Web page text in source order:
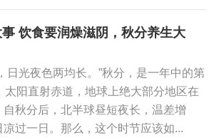
饮食要润燥滋阴，秋分养生大
日光夜色两均长。”秋分，是一年中的第
太阳直射赤道，地球上绝大部分地区在
秋分后，北半球昼短夜长，温差增
过一日。那么，这个时节应该如...